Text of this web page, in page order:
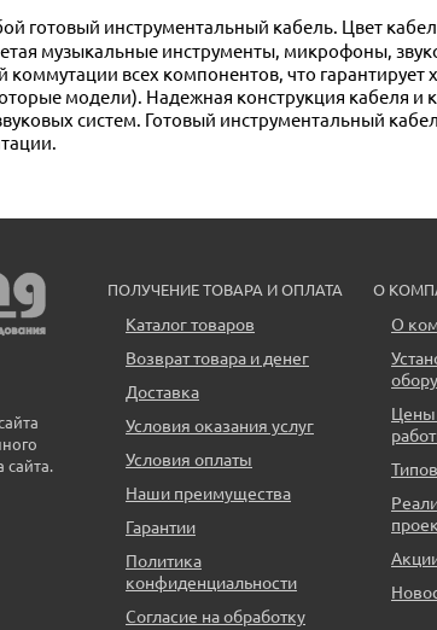
музыкальные инструменты, микрофоны,
коммутации всех компонентов, что
модели). Надежная конструкция кабеля и
систем. Готовый инструментальный
сайта.
ПОЛУЧЕНИЕ ТОВАРА И ОПЛАТА
Каталог товаров
Возврат товара и денег
Доставка
Условия оказания услуг
Условия оплаты
Наши преимущества
Гарантии
Политика
конфиденциальности
Согласие на обработку
О
О
Цены